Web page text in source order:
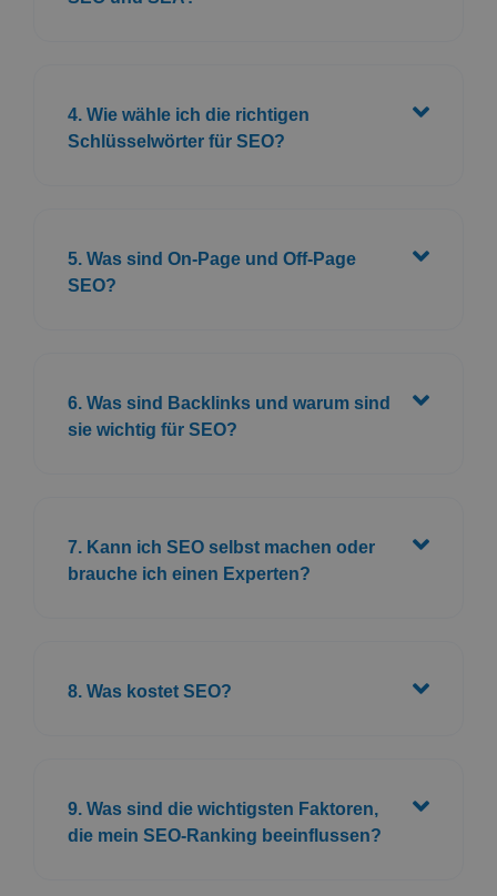
4. Wie wähle ich die richtigen
Schlüsselwörter für SEO?
5. Was sind On-Page und Off-Page
SEO?
6. Was sind Backlinks und warum sind
sie wichtig für SEO?
7. Kann ich SEO selbst machen oder
brauche ich einen Experten?
8. Was kostet SEO?
9. Was sind die wichtigsten Faktoren,
die mein SEO-Ranking beeinflussen?